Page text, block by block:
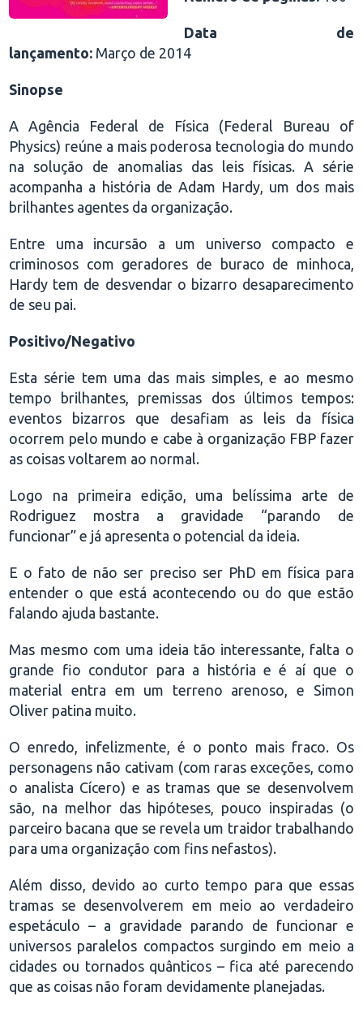
Data de
lançamento: Março de 2014
Sinopse
A Agência Federal de Física (Federal Bureau of
Physics) reúne a mais poderosa tecnologia do mundo
na solução de anomalias das leis físicas. A série
acompanha a história de Adam Hardy, um dos mais
brilhantes agentes da organização.
Entre uma incursão a um universo compacto e
criminosos com geradores de buraco de minhoca,
Hardy tem de desvendar o bizarro desaparecimento
de seu pai.
Positivo/Negativo
Esta série tem uma das mais simples, e ao mesmo
tempo brilhantes, premissas dos últimos tempos:
eventos bizarros que desafiam as leis da física
ocorrem pelo mundo e cabe à organização FBP fazer
as coisas voltarem ao normal.
Logo na primeira edição, uma belíssima arte de
Rodriguez mostra a gravidade “parando de
funcionar” e já apresenta o potencial da ideia.
E o fato de não ser preciso ser PhD em física para
entender o que está acontecendo ou do que estão
falando ajuda bastante.
Mas mesmo com uma ideia tão interessante, falta o
grande fio condutor para a história e é aí que o
material entra em um terreno arenoso, e Simon
Oliver patina muito.
O enredo, infelizmente, é o ponto mais fraco. Os
personagens não cativam (com raras exceções, como
o analista Cícero) e as tramas que se desenvolvem
são, na melhor das hipóteses, pouco inspiradas (o
parceiro bacana que se revela um traidor trabalhando
para uma organização com fins nefastos).
Além disso, devido ao curto tempo para que essas
tramas se desenvolverem em meio ao verdadeiro
espetáculo – a gravidade parando de funcionar e
universos paralelos compactos surgindo em meio a
cidades ou tornados quânticos – fica até parecendo
que as coisas não foram devidamente planejadas.